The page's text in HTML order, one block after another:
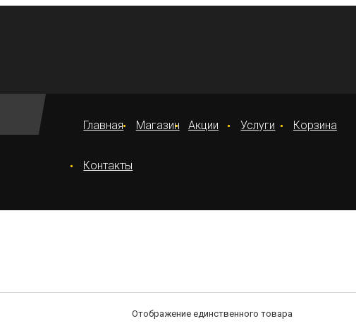
Главная Магазин Акции Услуги Корзина
Контакты
Отображение единственного товара